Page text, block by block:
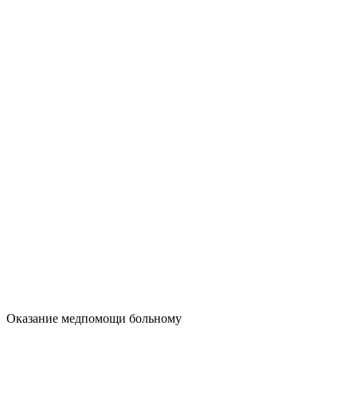
Оказание медпомощи больному